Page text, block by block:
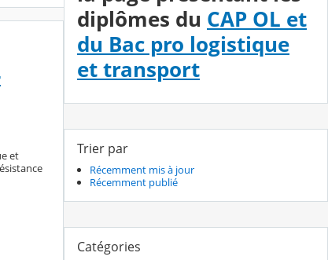
et
diplômes du CAP OL et
du Bac pro logistique
et transport
Trier par
Récemment mis à jour
Récemment publié
Catégories